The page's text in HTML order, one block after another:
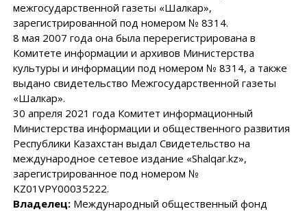
межгосударственной газеты «Шалкар»,
зарегистрированной под номером № 8314.
8 мая 2007 года она была перерегистрирована в
Комитете информации и архивов Министерства
культуры и информации под номером № 8314, а также
выдано свидетельство Межгосударственной газеты
«Шалкар».
30 апреля 2021 года Комитет информационный
Министерства информации и общественного развития
Республики Казахстан выдал Свидетельство на
международное сетевое издание «Shalqar.kz»,
зарегистрированное под номером №
KZ01VPY00035222.
Владелец:Международный общественный фонд